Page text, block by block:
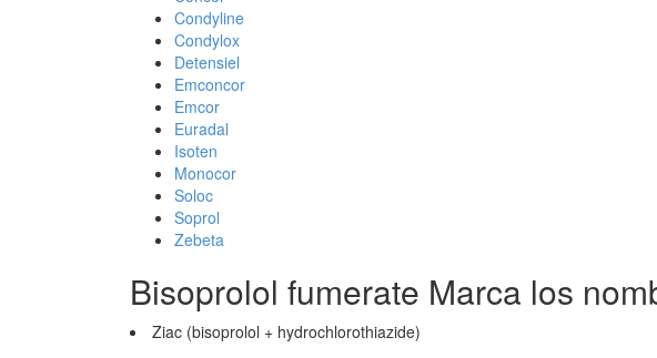
Condyline
Condylox
Detensiel
Emconcor
Emcor
Euradal
Isoten
Monocor
Soloc
Soprol
Zebeta
Bisoprolol fumerate Marca los
Ziac (bisoprolol + hydrochlorothiazide)